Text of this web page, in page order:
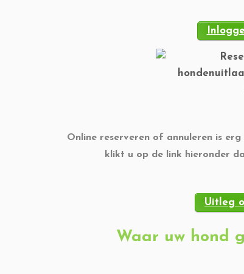
Online reserveren of annuleren is
klikt u op de link hieronder
Uitleg
Waar uw hond